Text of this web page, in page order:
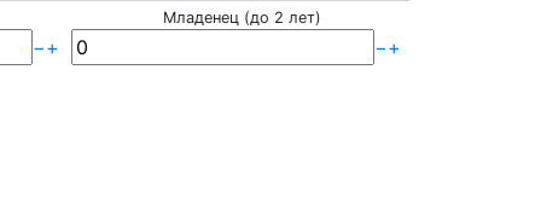
−+
Младенец (до 2 лет)
−+